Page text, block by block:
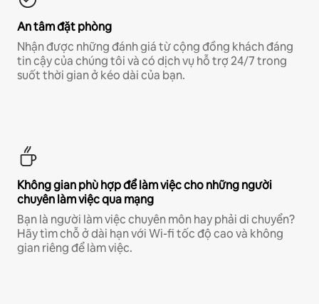
An tâm đặt phòng
Nhận được những đánh giá từ cộng đồng khách đáng
tin cậy của chúng tôi và có dịch vụ hỗ trợ 24/7 trong
suốt thời gian ở kéo dài của bạn.
Không gian phù hợp để làm việc cho những người
chuyên làm việc qua mạng
Bạn là người làm việc chuyên môn hay phải di chuyển?
Hãy tìm chỗ ở dài hạn với Wi-fi tốc độ cao và không
gian riêng để làm việc.